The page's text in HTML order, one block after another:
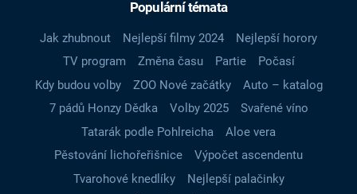
Populární témata
Jak zhubnout Nejlepší filmy 2024
Nejlepší horory
TV program
Změna času Partie
Počasí
Kdy budou volby
ZOO Nové začátky
Auto – katalog
7 pádů Honzy Dědka
Volby 2025
Svařené víno
Tatarák podle Pohlreicha
Aloe vera
Pěstování lichořeřišnice
Výpočet ascendentu
Tvarohové knedlíky
Nejlepší palačinky